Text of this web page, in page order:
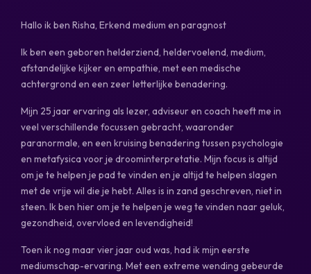
Hallo ik ben Risha, Erkend medium en paragnost
Ik ben een geboren helderziend, heldervoelend, medium,
afstandelijke kijker en empathie, met een medische
achtergrond en een zeer letterlijke benadering.
Mijn 25 jaar ervaring als lezer, adviseur en coach heeft me in
veel verschillende focussen gebracht, waaronder
paranormale, en een kruising benadering tussen psychologie
en metafysica voor je droominterpretatie. Mijn focus is altijd
om je te helpen je pad te vinden en je altijd te helpen slagen
met de vrije wil die je hebt. Alles is in zand geschreven, niet in
steen. Ik ben hier om je te helpen je weg te vinden naar geluk,
gezondheid, overvloed en levendigheid!
Toen ik nog maar vier jaar oud was, had ik mijn eerste
mediumschap-ervaring. Met een extreme wending gebeurde